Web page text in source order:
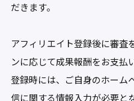
だきます。
アフィリエイト登録後に審査
ンに応じて成果報酬をお支払
登録時には、ご自身のホーム
信に関する情報入力が必要と